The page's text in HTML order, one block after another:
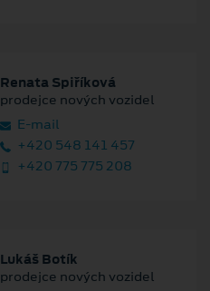
Renata Spiříková
prodejce nových vozidel
E‑mail
+420 548 141 457
+420 775 775 208
Lukáš Botík
prodejce nových vozidel